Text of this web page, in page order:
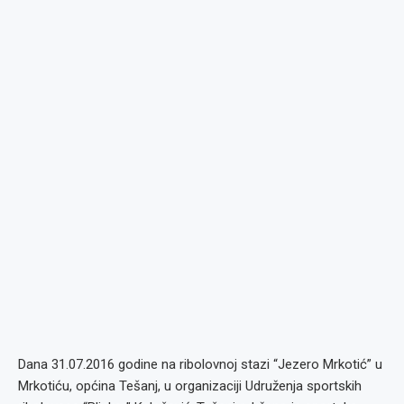
Dana 31.07.2016 godine na ribolovnoj stazi “Jezero Mrkotić” u
Mrkotiću, općina Tešanj, u organizaciji Udruženja sportskih